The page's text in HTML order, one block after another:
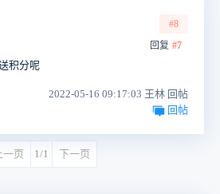
#8
回复 #7
积分呢
2022-05-16 09:17:03 王林 回帖
回帖
一页 1/1 下一页